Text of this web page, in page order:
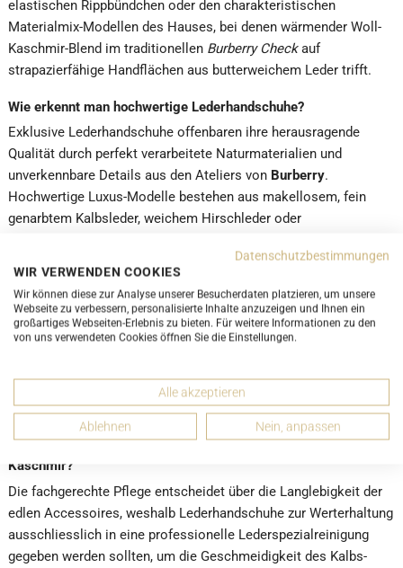
elastischen Rippbündchen oder den charakteristischen
Materialmix-Modellen des Hauses, bei denen wärmender Woll-
Kaschmir-Blend im traditionellen Burberry Checkauf
strapazierfähige Handflächen aus butterweichem Leder trifft.
Wie erkennt man hochwertige Lederhandschuhe?
Exklusive Lederhandschuhe offenbaren ihre herausragende
Qualität durch perfekt verarbeitete Naturmaterialien und
unverkennbare Details aus den Ateliers von Burberry.
Hochwertige Luxus-Modelle bestehen aus makellosem, fein
genarbtem Kalbsleder, weichem Hirschleder oder
anpasst und eine feine, gleichmässige Oberflächenstruktur
präzise Linienführung der Nähte – wie beim aufwendigen
Intarsien-Karomuster aus handgenähten Lederpanels – sowie
die Verwendung edler Hardware, darunter gravierte
Equestrian Knight Designs
Rocking Horse„B“ mit antikem Vintage-Finish.
Kaschmir?
Die fachgerechte Pflege entscheidet über die Langlebigkeit der
edlen Accessoires, weshalb Lederhandschuhe zur Werterhaltung
ausschliesslich in eine professionelle Lederspezialreinigung
gegeben werden sollten, um die Geschmeidigkeit des Kalbs-
Datenschutzbestimmungen
WIR VERWENDEN COOKIES
Wir können diese zur Analyse unserer Besucherdaten platzieren, um unsere
Webseite zu verbessern, personalisierte Inhalte anzuzeigen und Ihnen ein
großartiges Webseiten-Erlebnis zu bieten. Für weitere Informationen zu den
von uns verwendeten Cookies öffnen Sie die Einstellungen.
Alle akzeptieren
Ablehnen Nein, anpassen